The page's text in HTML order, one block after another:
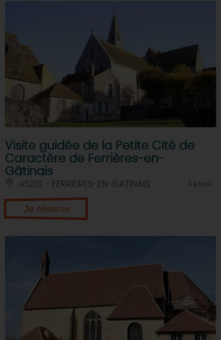
Visite guidée de la Petite Cité de
Caractère de Ferrières-en-
Gâtinais
45210 - FERRIERES-EN-GATINAIS À 8.5 KM
Je réserve